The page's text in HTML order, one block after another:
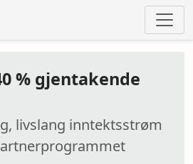
% gjentakende
livslang inntektsstrøm